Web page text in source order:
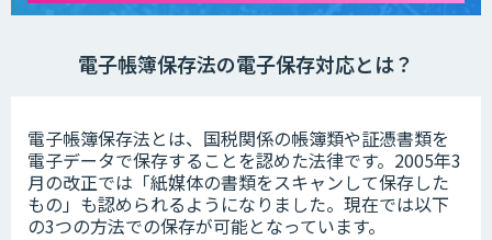
電子帳簿保存法の電子保存対応とは？
電子帳簿保存法とは、国税関係の帳簿類や証憑書類を
電子データで保存することを認めた法律です。2005年3
月の改正では「紙媒体の書類をスキャンして保存した
もの」も認められるようになりました。現在では以下
の3つの方法での保存が可能となっています。